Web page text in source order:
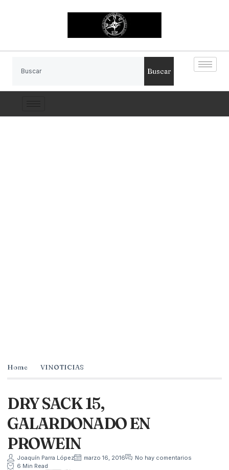
Buscar
Home VINOTICIAS
DRY SACK 15,
GALARDONADO EN
PROWEIN
Joaquín Parra López marzo 16, 2016
No hay comentarios
6 Min Read